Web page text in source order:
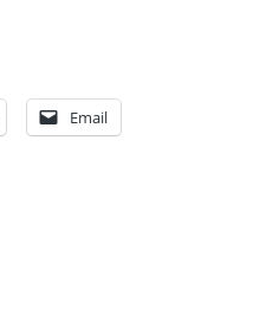
Email